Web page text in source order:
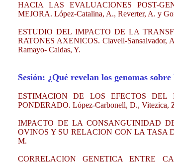
HACIA LAS EVALUACIONES POST-
MEJORA. López-Catalina, A., Reverter, A. y
ESTUDIO DEL IMPACTO DE LA
RATONES AXENICOS. Clavell-Sansalvador,
Ramayo- Caldas, Y.
Sesión: ¿Qué revelan los genomas
ESTIMACION DE LOS EFECTOS DEL
PONDERADO. López-Carbonell, D., Vitezica,
IMPACTO DE LA CONSANGUINIDAD
OVINOS Y SU RELACION CON LA TASA
M.
CORRELACION GENETICA ENTRE